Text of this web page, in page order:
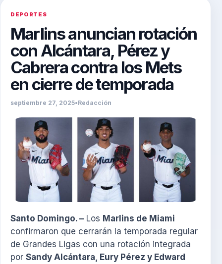
DEPORTES
Marlins anuncian rotación
con Alcántara, Pérez y
Cabrera contra los Mets
en cierre de temporada
septiembre 27, 2025•Redacción
Santo Domingo. – Los Marlins de Miami
confirmaron que cerrarán la temporada regular
de Grandes Ligas con una rotación integrada
por Sandy Alcántara, Eury Pérez y Edward